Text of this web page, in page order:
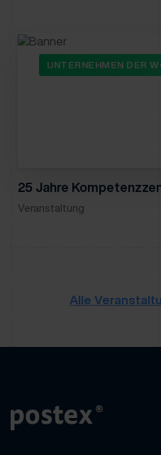
UNTERNEHMEN DER
25 Jahre
Veranstaltung
Alle